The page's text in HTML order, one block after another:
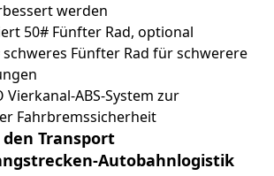
werden
50# Fünfter Rad, optional
Fünfter Rad für schwerere
Vierkanal-ABS-System zur
Fahrbremssicherheit
Transport
Autobahnlogistik